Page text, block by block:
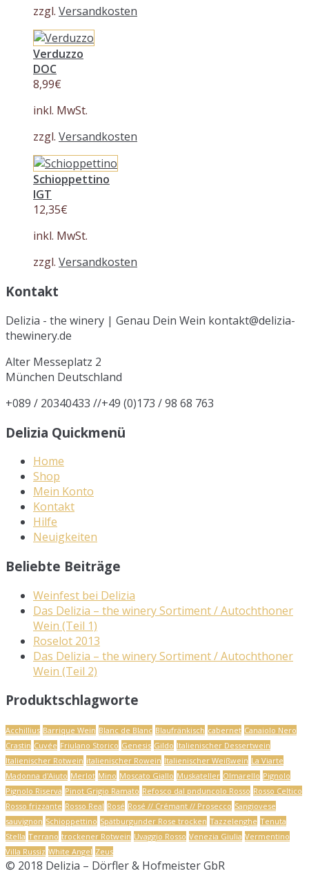
zzgl. Versandkosten
Verduzzo
DOC
8,99€
inkl. MwSt.
zzgl. Versandkosten
Schioppettino
IGT
12,35€
inkl. MwSt.
zzgl. Versandkosten
Kontakt
Delizia - the winery | Genau Dein Wein kontakt@delizia-
thewinery.de
Alter Messeplatz 2
München Deutschland
+089 / 20340433 //+49 (0)173 / 98 68 763
Delizia Quickmenü
Home
Shop
Mein Konto
Kontakt
Hilfe
Neuigkeiten
Beliebte Beiträge
Weinfest bei Delizia
Das Delizia – the winery Sortiment / Autochthoner
Wein (Teil 1)
Roselot 2013
Das Delizia – the winery Sortiment / Autochthoner
Wein (Teil 2)
Produktschlagworte
Acchillius Barrique Wein Blanc de Blanc Blaufränkisch cabernet Canaiolo Nero
Crastin Cuvée Friulano Storico Genesis Gildo Italienischer Dessertwein
Italienischer Rotwein italienischer Rowein Italienischer Weißwein La Viarte
Madonna d'Aiuto Merlot Mino Moscato Giallo Muskateller Olmarello Pignolo
Pignolo Riserva Pinot Grigio Ramato Refosco dal pnduncolo Rosso Rosso Celtico
Rosso frizzante Rosso Real Rosé Rosé // Crémant // Prosecco Sangiovese
sauvignon Schioppettino Spätburgunder Rose trocken Tazzelenghe Tenuta
Stella Terrano trockener Rotwein Uvaggio Rosso Venezia Giulia Vermentino
Villa Russiz White Angel Zeus
© 2018 Delizia – Dörfler & Hofmeister GbR